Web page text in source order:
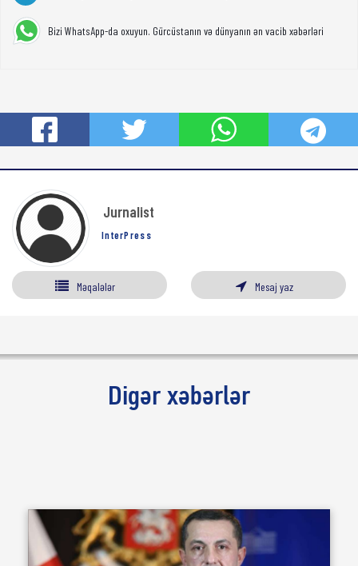
Bizi WhatsApp-da oxuyun. Gürcüstanın və dünyanın ən vacib xəbərləri
Jurnalist
InterPress
Məqalələr Mesaj yaz
Digər xəbərlər